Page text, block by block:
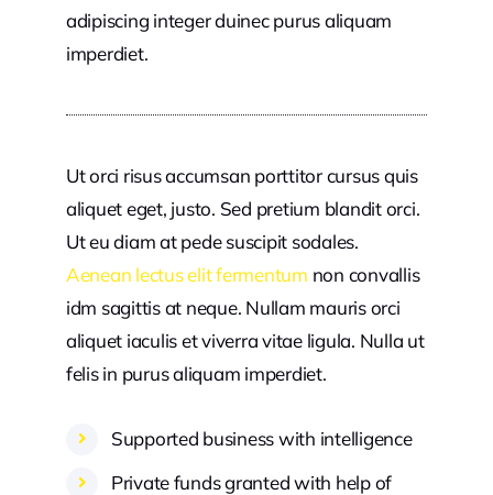
adipiscing integer duinec purus aliquam
imperdiet.
Ut orci risus accumsan porttitor cursus quis
aliquet eget, justo. Sed pretium blandit orci.
Ut eu diam at pede suscipit sodales.
Aenean lectus elit fermentum non convallis
idm sagittis at neque. Nullam mauris orci
aliquet iaculis et viverra vitae ligula. Nulla ut
felis in purus aliquam imperdiet.
Supported business with intelligence
Private funds granted with help of